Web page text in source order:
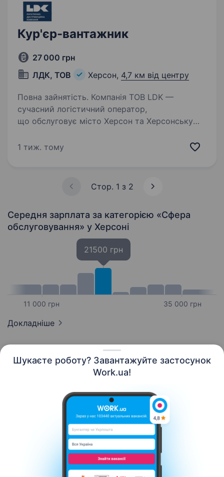
Шукаєте роботу? Завантажуйте застосунок
Work.ua!
Кур'єр-вантажник
27 000 грн
ЛДК, ТОВ
Херсон, 4,7 км від центру
Повна зайнятість. Компанія ТОВ LDK —
сучасний логістичний оператор,
що обслуговує місто Херсон та Херсонську
Ми створили усі умови, аби вам було
1 тиж. тому
Стор. 1 з 2
Середня зарплата за категорією «Сфера
обслуговування» у Херсоні
11 000 грн
21500 грн
35 000 грн
Докладніше
Контакти Про нас
Кар’єра